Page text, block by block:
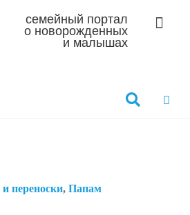
семейный портал
о новорожденных
и малышах
переноски,Папам